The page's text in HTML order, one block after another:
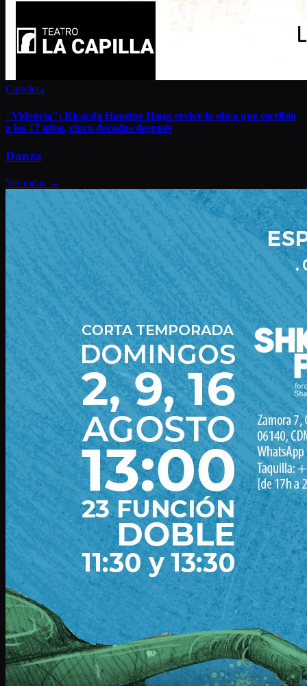
Cartelera
"Videncia": Ricardo Haneine Haua revive la obra que escribió
a los 17 años, cinco décadas después
Danza
Ver todas →